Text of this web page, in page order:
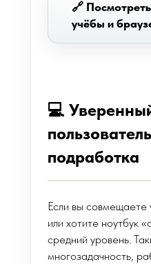
🔗
учёбы и
💻
подработка
Если вы совмещаете
или хотите ноутбук
средний уровень.
многозадачность,